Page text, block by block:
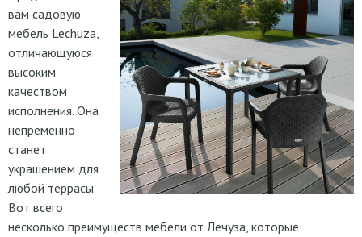
вам садовую
мебель Lechuza,
отличающуюся
высоким
качеством
исполнения. Она
непременно
станет
украшением для
любой террасы.
Вот всего
несколько преимуществ мебели от Лечуза, которые